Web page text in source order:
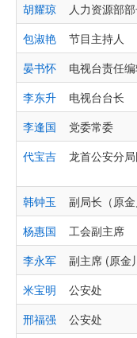
胡耀琼
人力资源部
包淑艳
节目主持人
晏书怀
电视台责任
李东升
电视台台长
李逢国
党委常委
代宝吉
龙首公安分
韩钟玉
副局长（原
杨惠国
工会副主席
李永军
副主席 (原金
米宝明
公安处
邢福强
公安处